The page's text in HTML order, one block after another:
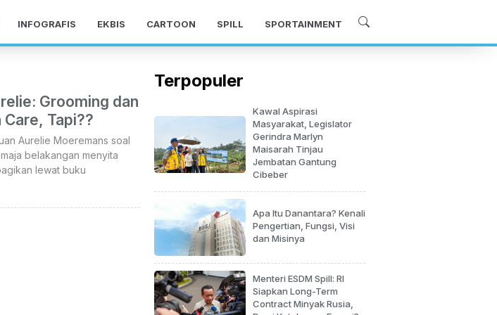
INFOGRAFIS EKBIS CARTOON SPILL SPORTAINMENT
Grooming dan
Tapi??
Aurelie Moeremans soal
belakangan menyita
lewat buku
Terpopuler
Kawal Aspirasi
Masyarakat, Legislator
Gerindra Marlyn
Maisarah Tinjau
Jembatan Gantung
Cibeber
Apa Itu Danantara? Kenali
Pengertian, Fungsi, Visi
dan Misinya
Menteri ESDM Spill: RI
Siapkan Long-Term
Contract Minyak Rusia,